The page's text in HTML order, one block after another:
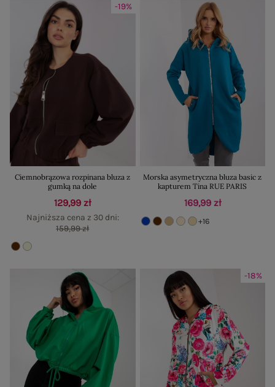
-19%
Ciemnobrązowa rozpinana bluza z
gumką na dole
129,99 zł
Najniższa cena z 30 dni:
159,99 zł
Morska asymetryczna bluza basic z
kapturem Tina RUE PARIS
169,99 zł
+16
-18%